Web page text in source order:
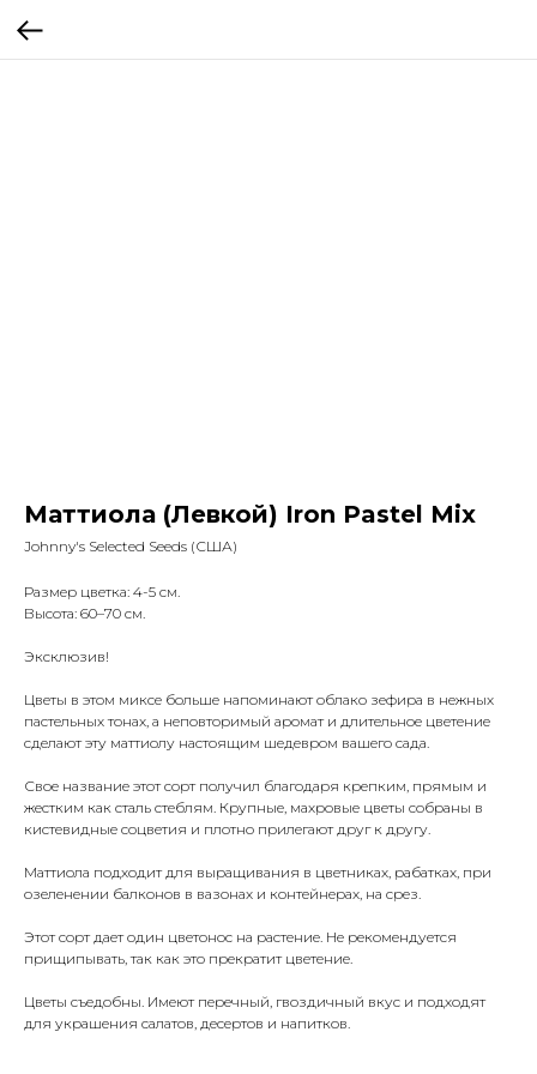
Маттиола (Левкой) Iron Pastel Mix
Johnny's Selected Seeds (США)
Размер цветка: 4-5 см.
Высота: 60–70 см.
Эксклюзив!
Цветы в этом миксе больше напоминают облако зефира в нежных
пастельных тонах, а неповторимый аромат и длительное цветение
сделают эту маттиолу настоящим шедевром вашего сада.
Свое название этот сорт получил благодаря крепким, прямым и
жестким как сталь стеблям. Крупные, махровые цветы собраны в
кистевидные соцветия и плотно прилегают друг к другу.
Маттиола подходит для выращивания в цветниках, рабатках, при
озеленении балконов в вазонах и контейнерах, на срез.
Этот сорт дает один цветонос на растение. Не рекомендуется
прищипывать, так как это прекратит цветение.
Цветы съедобны. Имеют перечный, гвоздичный вкус и подходят
для украшения салатов, десертов и напитков.